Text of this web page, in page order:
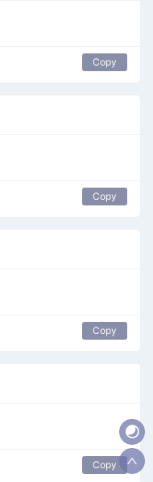
Copy
Copy
Copy
Copy